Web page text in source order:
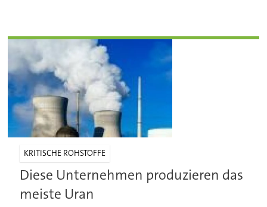
KRITISCHE ROHSTOFFE
Diese Unternehmen produzieren das
meiste Uran